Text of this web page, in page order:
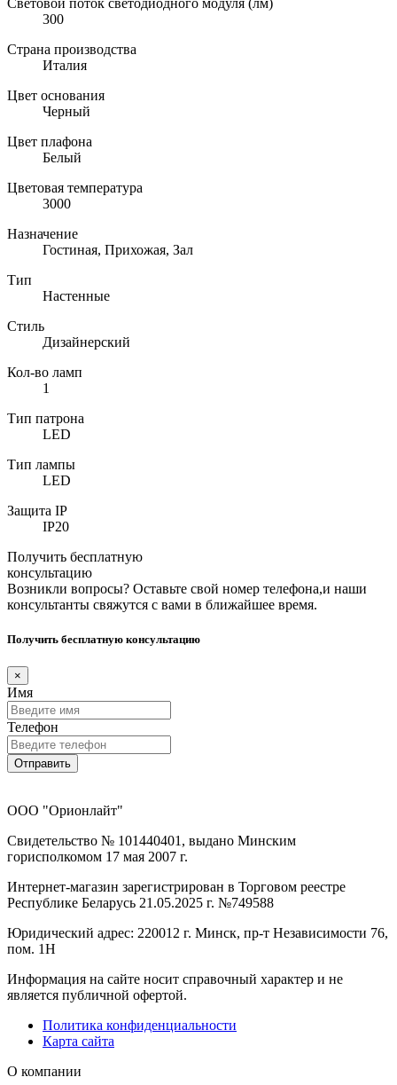
300
Страна производства
Италия
Цвет основания
Черный
Цвет плафона
Белый
Цветовая температура
3000
Назначение
Гостиная, Прихожая, Зал
Тип
Настенные
Стиль
Дизайнерский
Кол-во ламп
1
Тип патрона
LED
Тип лампы
LED
Защита IP
IP20
Получить бесплатную
консультацию
Возникли вопросы? Оставьте свой номер телефона,и наши
консультанты свяжутся с вами в ближайшее время.
Получить бесплатную консультацию
×
Имя
Телефон
Отправить
ООО "Орионлайт"
Свидетельство № 101440401, выдано Минским
горисполкомом 17 мая 2007 г.
Интернет-магазин зарегистрирован в Торговом реестре
Республике Беларусь 21.05.2025 г. №749588
Юридический адрес: 220012 г. Минск, пр-т Независимости 76,
пом. 1Н
Информация на сайте носит справочный характер и не
является публичной офертой.
Политика конфиденциальности
Карта сайта
О компании